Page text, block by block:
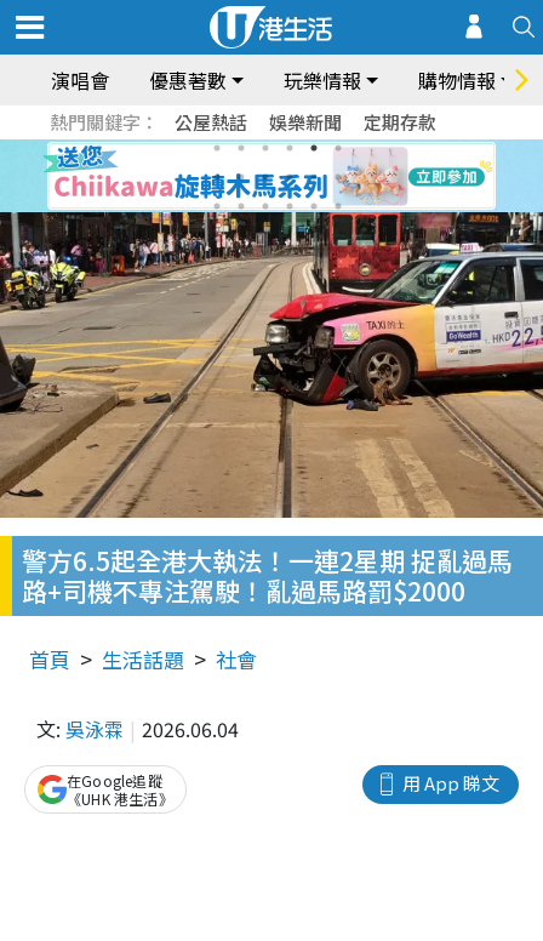
演唱會 優惠著數 玩樂情報 購物情報
熱門關鍵字： 公屋熱話 娛樂新聞 定期存款
警方6.5起全港大執法！一連2星期 捉亂過馬
路+司機不專注駕駛！亂過馬路罰$2000
首頁 生活話題 社會
文: 吳泳霖 2026.06.04
用 App 睇文
在Google追蹤
《UHK 港生活》